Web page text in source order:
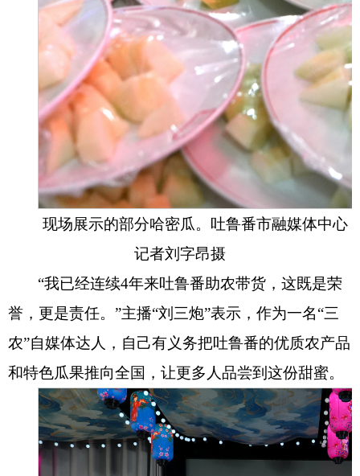
现场展示的部分哈密瓜。吐鲁番市融媒体中心
记者刘字昂摄
“我已经连续4年来吐鲁番助农带货，这既是荣
誉，更是责任。”主播“刘三炮”表示，作为一名“三
农”自媒体达人，自己有义务把吐鲁番的优质农产品
和特色瓜果推向全国，让更多人品尝到这份甜蜜。